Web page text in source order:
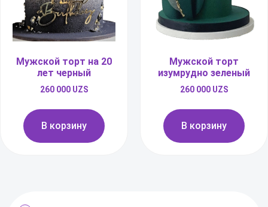
Мужской торт на 20
лет черный
260 000 UZS
В корзину
Мужской торт
изумрудно зеленый
260 000 UZS
В корзину